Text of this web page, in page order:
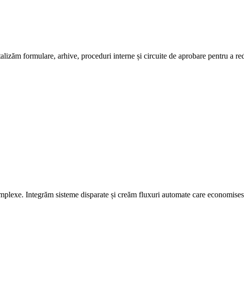
formulare, arhive, proceduri interne și circuite de aprobare pentru a
Integrăm sisteme disparate și creăm fluxuri automate care